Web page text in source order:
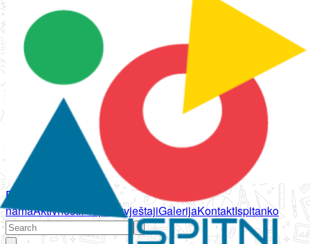
Početna
namaAktivnostiPropisi IzvještajiGalerijaKontaktIspitanko